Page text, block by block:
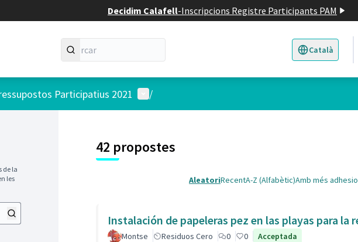
Decidim Calafell-Inscripcions Registre Participants PAM
Català
Triar la llengua
Participatius 2021 Menú d'usuari
/
de la
les
42 propostes
AleatoriRecentA-Z (Alfabètic)Amb més
Instalación de papeleras pez en las playas para la
Montse Residuos Cero 0 0 Acceptada